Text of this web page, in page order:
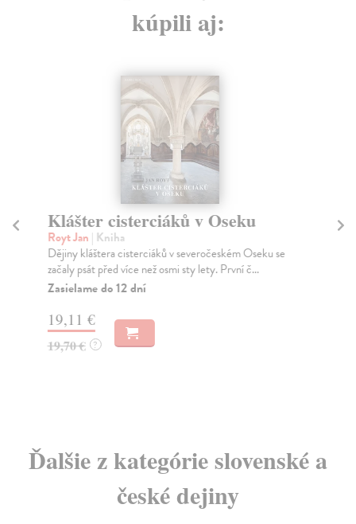
kúpili aj:
Klášter cisterciáků v Oseku
Royt Jan | Kniha
Dějiny kláštera cisterciáků v severočeském Oseku se
začaly psát před více než osmi sty lety. První č...
Zasielame do 12 dní
19,11 €
19,70 € ?
Ďalšie z kategórie slovenské a
české dejiny